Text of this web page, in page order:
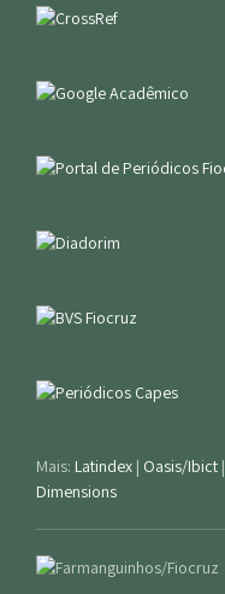
Mais: Latindex | Oasis/Ibict |
Dimensions